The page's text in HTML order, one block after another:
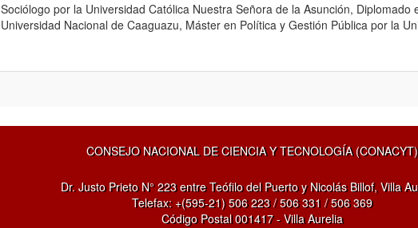
Sociólogo por la Universidad Católica Nuestra Señora de la Asunción,
Universidad Nacional de Caaguazu, Máster en Política y Gestión Pública por la
CONSEJO NACIONAL DE CIENCIA Y TECNOLOGÍA (CONACYT)
Dr. Justo Prieto N° 223 entre Teófilo del Puerto y Nicolás Billof, Villa
Telefax: +(595-21) 506 223 / 506 331 / 506 369
Código Postal 001417 - Villa Aurelia